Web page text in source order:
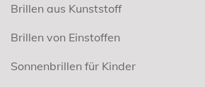
Brillen aus Kunststoff
Brillen von Einstoffen
Sonnenbrillen für Kinder